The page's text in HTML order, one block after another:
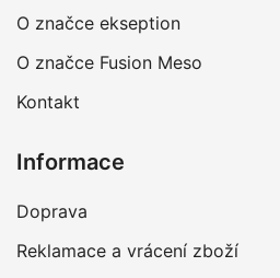
O značce ekseption
O značce Fusion Meso
Kontakt
Informace
Doprava
Reklamace a vrácení zboží